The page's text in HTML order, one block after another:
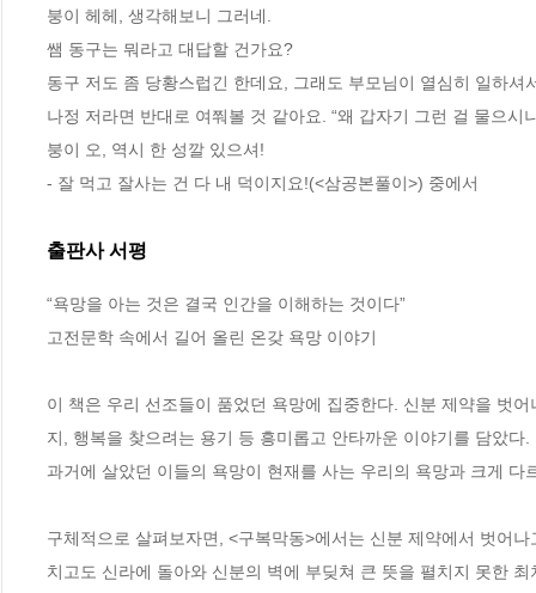
붕이 헤헤, 생각해보니 그러네.
쌤 동구는 뭐라고 대답할 건가요?
동구 저도 좀 당황스럽긴 한데요, 그래도 부모님이 열심히 일하
나정 저라면 반대로 여쭤볼 것 같아요. “왜 갑자기 그런 걸 물으시
붕이 오, 역시 한 성깔 있으셔!
- 잘 먹고 잘사는 건 다 내 덕이지요!(<삼공본풀이>) 중에서
출판사 서평
“욕망을 아는 것은 결국 인간을 이해하는 것이다”
고전문학 속에서 길어 올린 온갖 욕망 이야기
이 책은 우리 선조들이 품었던 욕망에 집중한다. 신분 제약을 벗
지, 행복을 찾으려는 용기 등 흥미롭고 안타까운 이야기를 담았
과거에 살았던 이들의 욕망이 현재를 사는 우리의 욕망과 크게 다
구체적으로 살펴보자면, <구복막동>에서는 신분 제약에서 벗어
치고도 신라에 돌아와 신분의 벽에 부딪쳐 큰 뜻을 펼치지 못한